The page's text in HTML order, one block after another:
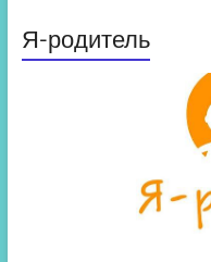
Я-родитель